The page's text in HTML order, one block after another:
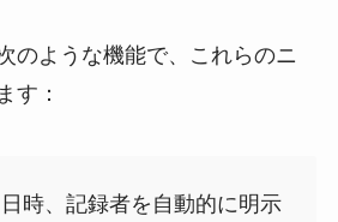
のような機能で、これらのニ
す：
時、記録者を自動的に明示